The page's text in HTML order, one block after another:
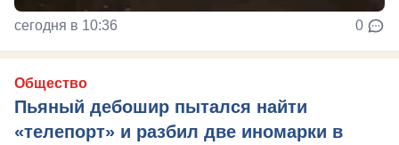
сегодня в 10:36 0
Общество
Пьяный дебошир пытался найти
«телепорт» и разбил две иномарки в